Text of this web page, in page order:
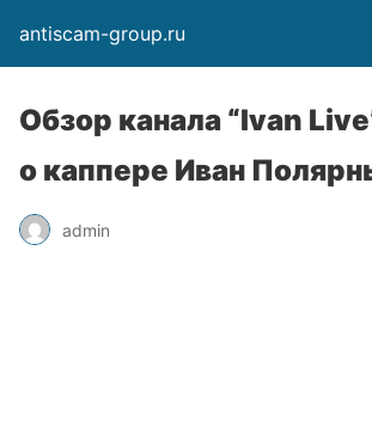
antiscam-group.ru
Обзор канала “Ivan
о каппере Иван
admin